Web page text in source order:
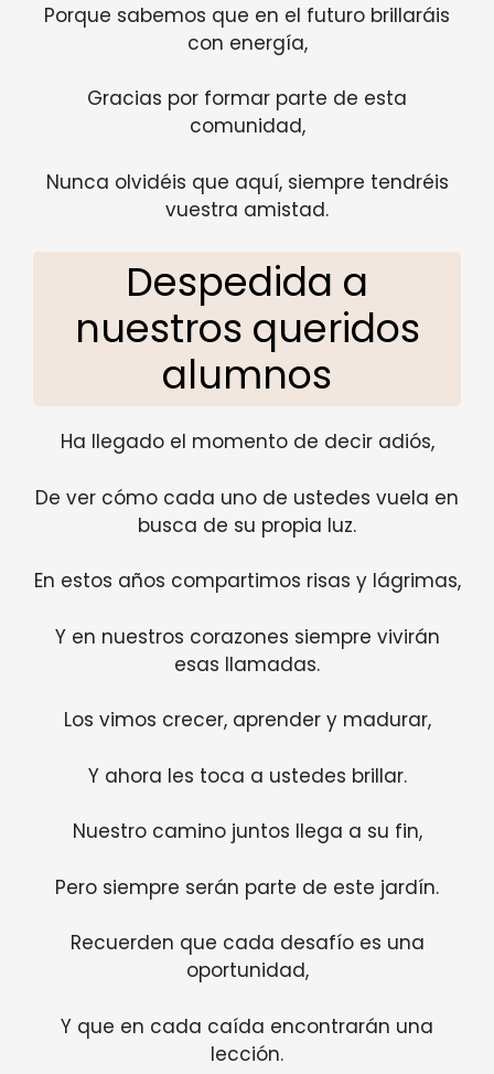
Porque sabemos que en el futuro brillaráis
con energía,
Gracias por formar parte de esta
comunidad,
Nunca olvidéis que aquí, siempre tendréis
vuestra amistad.
Despedida a
nuestros queridos
alumnos
Ha llegado el momento de decir adiós,
De ver cómo cada uno de ustedes vuela en
busca de su propia luz.
En estos años compartimos risas y lágrimas,
Y en nuestros corazones siempre vivirán
esas llamadas.
Los vimos crecer, aprender y madurar,
Y ahora les toca a ustedes brillar.
Nuestro camino juntos llega a su fin,
Pero siempre serán parte de este jardín.
Recuerden que cada desafío es una
oportunidad,
Y que en cada caída encontrarán una
lección.